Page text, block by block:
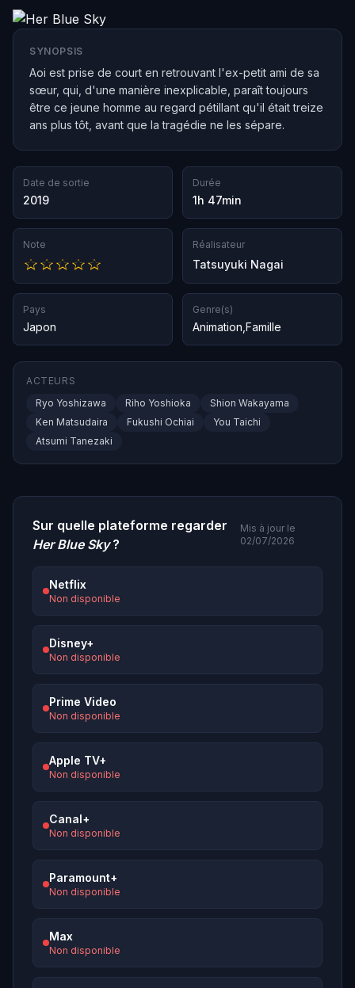
SYNOPSIS
Aoi est prise de court en retrouvant l'ex-petit ami de sa
sœur, qui, d'une manière inexplicable, paraît toujours
être ce jeune homme au regard pétillant qu'il était treize
ans plus tôt, avant que la tragédie ne les sépare.
Date de sortie
2019
Durée
1h 47min
Note Réalisateur
Tatsuyuki Nagai
Pays
Japon
Genre(s)
Animation Famille
ACTEURS
Ryo Yoshizawa
Riho Yoshioka
Shion Wakayama
Ken Matsudaira
Fukushi Ochiai
You Taichi
Atsumi Tanezaki
Sur quelle plateforme regarder
Her Blue Sky?
Mis à jour le
02/07/2026
Netflix
Non disponible
Disney+
Non disponible
Prime Video
Non disponible
Apple TV+
Non disponible
Canal+
Non disponible
Paramount+
Non disponible
Max
Non disponible